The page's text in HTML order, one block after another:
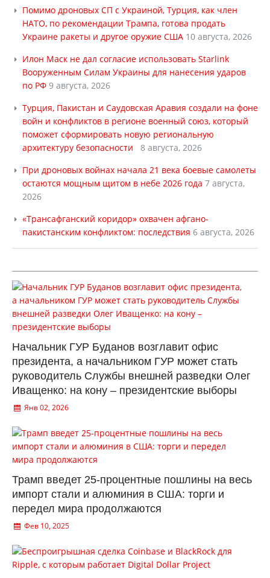
Помимо дроновых СП с Украиной, Турция, как член
НАТО, по рекомендации Трампа, готова продать
Украине ракеты и другое оружие США 10 августа, 2026
Илон Маск не дал согласие использовать Starlink
Вооруженным Силам Украины для нанесения ударов
по РФ 9 августа, 2026
Турция, Пакистан и Саудовская Аравия создали на фоне
войн и конфликтов в регионе военный союз, который
поможет сформировать новую региональную
архитектуру безопасности
8 августа, 2026
При дроновых войнах начала 21 века боевые самолеты
остаются мощным щитом в небе 2026 года 7 августа,
2026
«Трансафганский коридор» охвачен афгано-
пакистанским конфликтом: последствия 6 августа, 2026
Начальник ГУР Буданов возглавит офис
президента, а начальником ГУР может стать
руководитель Службы внешней разведки Олег
Иващенко: на кону – президентские выборы
Янв 02, 2026
Трамп введет 25-процентные пошлины на весь
импорт стали и алюминия в США: торги и
передел мира продолжаются
Фев 10, 2025